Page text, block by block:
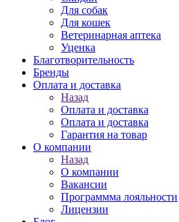
Для собак
Для кошек
Ветеринарная аптека
Уценка
Благотворительность
Бренды
Оплата и доставка
Назад
Оплата и доставка
Оплата и доставка
Гарантия на товар
О компании
Назад
О компании
Вакансии
Программма лояльности
Лицензии